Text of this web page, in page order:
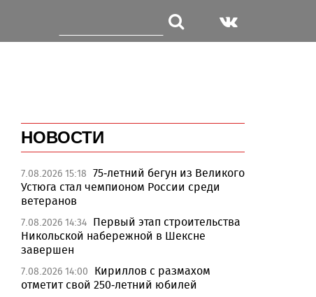
НОВОСТИ
7.08.2026 15:18 75-летний бегун из Великого
Устюга стал чемпионом России среди
ветеранов
7.08.2026 14:34 Первый этап строительства
Никольской набережной в Шексне
завершен
7.08.2026 14:00
Кириллов с размахом
отметит свой 250-летний юбилей